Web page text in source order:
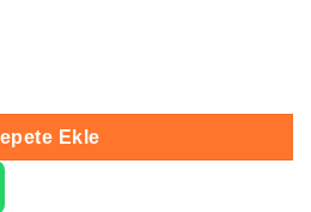
Örgü İpliği 164 adet
Ekle